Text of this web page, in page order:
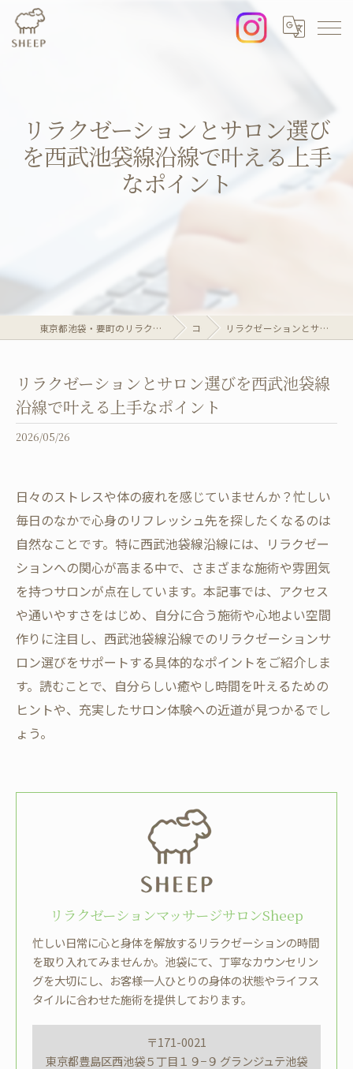
リラクゼーションとサロン選び
を西武池袋線沿線で叶える上手
なポイント
東京都池袋・要町のリラクゼーションならリラクゼーションマッサージサロンSheep コラム リラクゼーションとサロン選びを西武池袋線沿線で叶える上手なポイント
リラクゼーションとサロン選びを西武池袋線
沿線で叶える上手なポイント
2026/05/26
日々のストレスや体の疲れを感じていませんか？忙しい
毎日のなかで心身のリフレッシュ先を探したくなるのは
自然なことです。特に西武池袋線沿線には、リラクゼー
ションへの関心が高まる中で、さまざまな施術や雰囲気
を持つサロンが点在しています。本記事では、アクセス
や通いやすさをはじめ、自分に合う施術や心地よい空間
作りに注目し、西武池袋線沿線でのリラクゼーションサ
ロン選びをサポートする具体的なポイントをご紹介しま
す。読むことで、自分らしい癒やし時間を叶えるための
ヒントや、充実したサロン体験への近道が見つかるでし
ょう。
リラクゼーションマッサージサロンSheep
忙しい日常に心と身体を解放するリラクゼーションの時間
を取り入れてみませんか。池袋にて、丁寧なカウンセリン
グを大切にし、お客様一人ひとりの身体の状態やライフス
タイルに合わせた施術を提供しております。
〒171-0021
東京都豊島区西池袋５丁目１９−９ グランジュテ池袋